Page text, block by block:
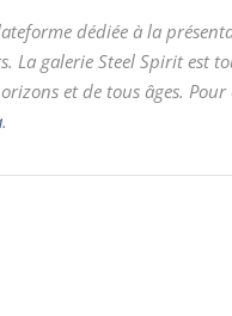
dédiée à la
La galerie Steel Spirit est
et de tous âges.
.